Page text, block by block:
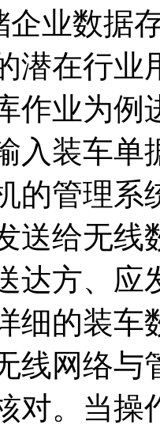
企业数据
潜在行业
作业为例
入装车单
的管理系
送给无线
达方、应
细的装车
线网络与
对。当操